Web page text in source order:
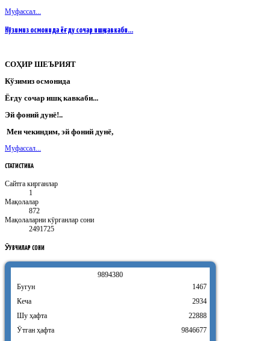
Муфассал...
Кўзимиз осмонида ёғду сочар ишқ кавкаби...
СОҲИР ШЕЪРИЯТ
Кўзимиз осмонида
Ёғду сочар ишқ кавкаби...
Эй фоний дунё!..
Мен чекиндим, эй фоний дунё,
Муфассал...
СТАТИСТИКА
Сайтга кирганлар
1
Мақолалар
872
Мақолаларни кӯрганлар сони
2491725
ӮҚУВЧИЛАРСОНИ
9894380
Бугун
Кеча
Шу ҳафта
Ӯтган ҳафта
1467
2934
22888
9846677